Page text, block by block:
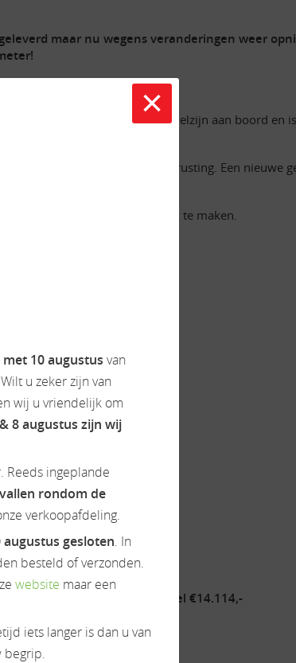
maar nu wegens veranderingen weer
op design, functionaliteit en welzijn aan boord en
afwerkingen, verbeterde uitrusting. Een nieuwe
en sereen mogelijk te maken.
Garantie. uw voordeel €14.114,-
10 augustus van
u zeker zijn van
wij u vriendelijk om
8 augustus zijn wij
ingeplande
rondom de
verkoopafdeling.
gesloten. In
besteld of verzonden.
website maar een
iets langer is dan u van
begrip.
×